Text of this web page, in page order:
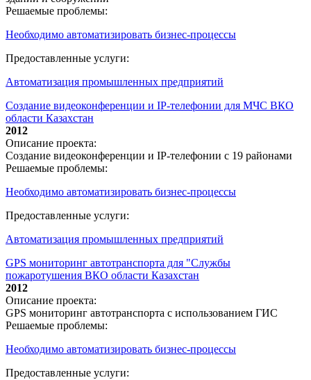
Решаемые проблемы:
Необходимо автоматизировать бизнес-процессы
Предоставленные услуги:
Автоматизация промышленных предприятий
Создание видеоконференции и IP-телефонии для МЧС ВКО
области Казахстан
2012
Описание проекта:
Создание видеоконференции и IP-телефонии с 19 районами
Решаемые проблемы:
Необходимо автоматизировать бизнес-процессы
Предоставленные услуги:
Автоматизация промышленных предприятий
GPS мониторинг автотранспорта для "Службы
пожаротушения ВКО области Казахстан
2012
Описание проекта:
GPS мониторинг автотранспорта с использованием ГИС
Решаемые проблемы:
Необходимо автоматизировать бизнес-процессы
Предоставленные услуги: